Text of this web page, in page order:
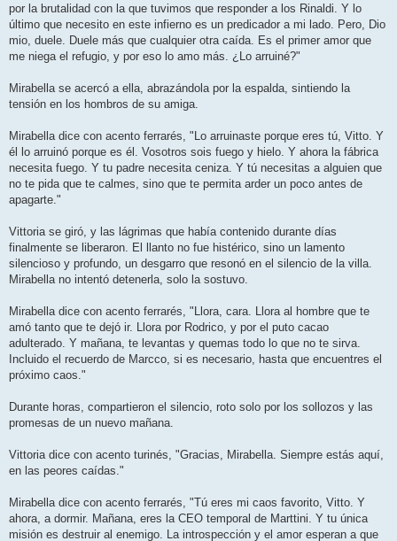
por la brutalidad con la que tuvimos que responder a los Rinaldi. Y lo
último que necesito en este infierno es un predicador a mi lado. Pero, Dio
mio, duele. Duele más que cualquier otra caída. Es el primer amor que
me niega el refugio, y por eso lo amo más. ¿Lo arruiné?"
Mirabella se acercó a ella, abrazándola por la espalda, sintiendo la
tensión en los hombros de su amiga.
Mirabella dice con acento ferrarés, "Lo arruinaste porque eres tú, Vitto. Y
él lo arruinó porque es él. Vosotros sois fuego y hielo. Y ahora la fábrica
necesita fuego. Y tu padre necesita ceniza. Y tú necesitas a alguien que
no te pida que te calmes, sino que te permita arder un poco antes de
apagarte."
Vittoria se giró, y las lágrimas que había contenido durante días
finalmente se liberaron. El llanto no fue histérico, sino un lamento
silencioso y profundo, un desgarro que resonó en el silencio de la villa.
Mirabella no intentó detenerla, solo la sostuvo.
Mirabella dice con acento ferrarés, "Llora, cara. Llora al hombre que te
amó tanto que te dejó ir. Llora por Rodrico, y por el puto cacao
adulterado. Y mañana, te levantas y quemas todo lo que no te sirva.
Incluido el recuerdo de Marcco, si es necesario, hasta que encuentres el
próximo caos."
Durante horas, compartieron el silencio, roto solo por los sollozos y las
promesas de un nuevo mañana.
Vittoria dice con acento turinés, "Gracias, Mirabella. Siempre estás aquí,
en las peores caídas."
Mirabella dice con acento ferrarés, "Tú eres mi caos favorito, Vitto. Y
ahora, a dormir. Mañana, eres la CEO temporal de Marttini. Y tu única
misión es destruir al enemigo. La introspección y el amor esperan a que